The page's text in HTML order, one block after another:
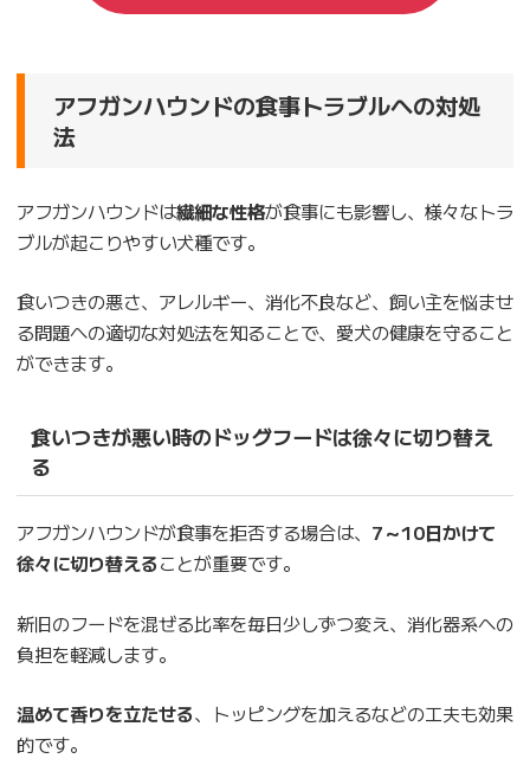
アフガンハウンドの食事トラブルへの対処
法
アフガンハウンドは繊細な性格が食事にも影響し、様々なトラ
ブルが起こりやすい犬種です。
食いつきの悪さ、アレルギー、消化不良など、飼い主を悩ませ
る問題への適切な対処法を知ることで、愛犬の健康を守ること
ができます。
食いつきが悪い時のドッグフードは徐々に切り替え
る
アフガンハウンドが食事を拒否する場合は、 7～10日かけて
徐々に切り替えることが重要です。
新旧のフードを混ぜる比率を毎日少しずつ変え、消化器系への
負担を軽減します。
温めて香りを立たせる、トッピングを加えるなどの工夫も効果
的です。